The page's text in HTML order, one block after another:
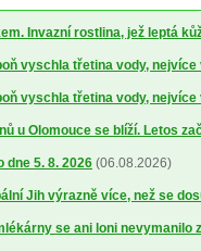
Invazní rostlina, jež leptá
vyschla třetina vody,
vyschla třetina vody,
u Olomouce se blíží. Letos
dne 5. 8. 2026 (06.08.2026)
Jih výrazně více, než se
se ani loni nevymanilo